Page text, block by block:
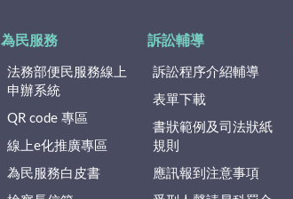
為民服務
法務部便民服務線上
申辦系統
QR code 專區
線上e化推廣專區
為民服務白皮書
訴訟輔導
訴訟程序介紹輔導
表單下載
書狀範例及司法狀紙
規則
應訊報到注意事項